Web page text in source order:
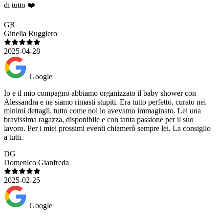
di tutto ❤️
GR
Ginella Ruggiero
2025-04-28
Google
Io e il mio compagno abbiamo organizzato il baby shower con
Alessandra e ne siamo rimasti stupiti. Era tutto perfetto, curato nei
minimi dettagli, tutto come noi lo avevamo immaginato. Lei una
bravissima ragazza, disponibile e con tanta passione per il suo
lavoro. Per i miei prossimi eventi chiamerò sempre lei. La consiglio
a tutti.
DG
Domenico Gianfreda
2025-02-25
Google